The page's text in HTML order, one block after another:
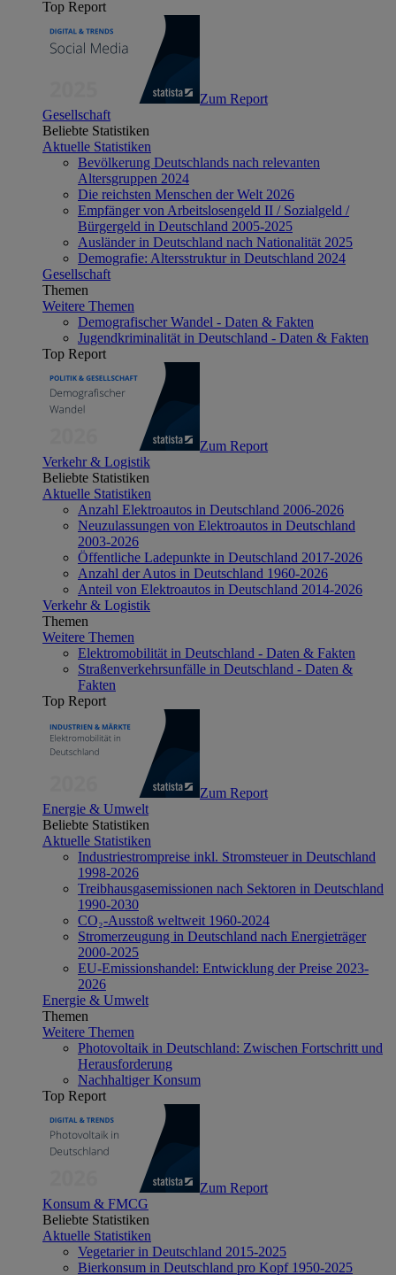
Top Report
Zum Report
Gesellschaft
Beliebte Statistiken
Aktuelle Statistiken
Bevölkerung Deutschlands nach relevanten
Altersgruppen 2024
Die reichsten Menschen der Welt 2026
Empfänger von Arbeitslosengeld II / Sozialgeld /
Bürgergeld in Deutschland 2005-2025
Ausländer in Deutschland nach Nationalität 2025
Demografie: Altersstruktur in Deutschland 2024
Gesellschaft
Themen
Weitere Themen
Demografischer Wandel - Daten & Fakten
Jugendkriminalität in Deutschland - Daten & Fakten
Top Report
Zum Report
Verkehr & Logistik
Beliebte Statistiken
Aktuelle Statistiken
Anzahl Elektroautos in Deutschland 2006-2026
Neuzulassungen von Elektroautos in Deutschland
2003-2026
Öffentliche Ladepunkte in Deutschland 2017-2026
Anzahl der Autos in Deutschland 1960-2026
Anteil von Elektroautos in Deutschland 2014-2026
Verkehr & Logistik
Themen
Weitere Themen
Elektromobilität in Deutschland - Daten & Fakten
Straßenverkehrsunfälle in Deutschland - Daten &
Fakten
Top Report
Zum Report
Energie & Umwelt
Beliebte Statistiken
Aktuelle Statistiken
Industriestrompreise inkl. Stromsteuer in Deutschland
1998-2026
Treibhausgasemissionen nach Sektoren in Deutschland
1990-2030
CO₂-Ausstoß weltweit 1960-2024
Stromerzeugung in Deutschland nach Energieträger
2000-2025
EU-Emissionshandel: Entwicklung der Preise 2023-
2026
Energie & Umwelt
Themen
Weitere Themen
Photovoltaik in Deutschland: Zwischen Fortschritt und
Herausforderung
Nachhaltiger Konsum
Top Report
Zum Report
Konsum & FMCG
Beliebte Statistiken
Aktuelle Statistiken
Vegetarier in Deutschland 2015-2025
Bierkonsum in Deutschland pro Kopf 1950-2025